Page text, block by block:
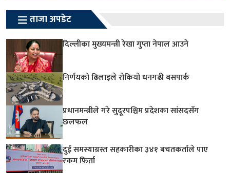
ताजा अपडेट
दिल्लीका मुख्यमन्त्री रेखा गुप्ता नेपाल आउने
निर्णयको ढिलाइले रोकियो धनगढी बसपार्क
प्रधानमन्त्रीले गरे सुदूरपश्चिम प्रदेशका सांसदसँग
छलफल
दुई समस्याग्रस्त सहकारीका ३४१ बचतकर्ताले पाए
रकम फिर्ता